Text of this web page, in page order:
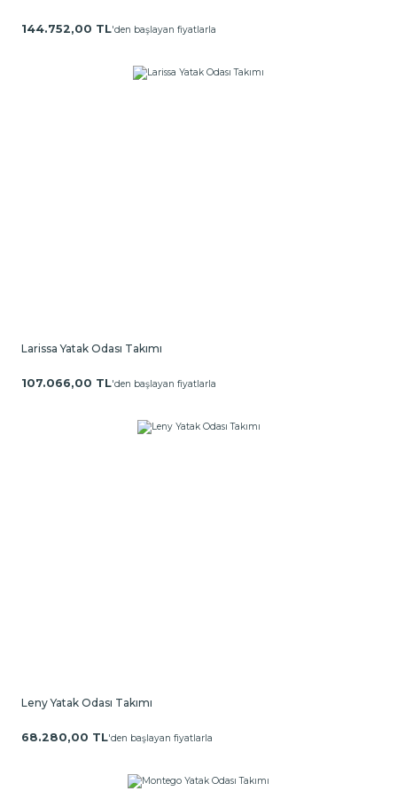
144.752,00 TL'den başlayan fiyatlarla
Larissa Yatak Odası Takımı
107.066,00 TL'den başlayan fiyatlarla
Leny Yatak Odası Takımı
68.280,00 TL'den başlayan fiyatlarla